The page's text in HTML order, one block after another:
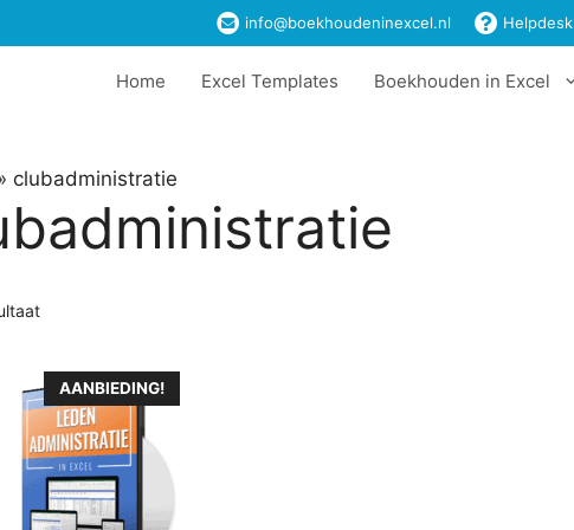
info@boekhoudeninexcel.nl Helpdesk
Home Excel Templates Boekhouden in Excel
clubadministratie
AANBIEDING!